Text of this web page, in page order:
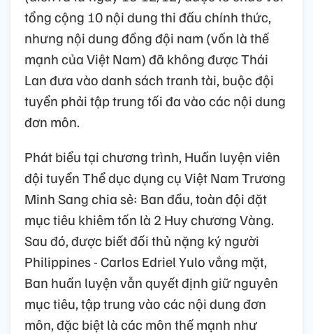
tổng cộng 10 nội dung thi đấu chính thức,
nhưng nội dung đồng đội nam (vốn là thế
mạnh của Việt Nam) đã không được Thái
Lan đưa vào danh sách tranh tài, buộc đội
tuyển phải tập trung tối đa vào các nội dung
đơn môn.
Phát biểu tại chương trình, Huấn luyện viên
đội tuyển Thể dục dụng cụ Việt Nam Trương
Minh Sang chia sẻ: Ban đầu, toàn đội đặt
mục tiêu khiêm tốn là 2 Huy chương Vàng.
Sau đó, được biết đối thủ nặng ký người
Philippines - Carlos Edriel Yulo vắng mặt,
Ban huấn luyện vẫn quyết định giữ nguyên
mục tiêu, tập trung vào các nội dung đơn
môn, đặc biệt là các môn thế mạnh như